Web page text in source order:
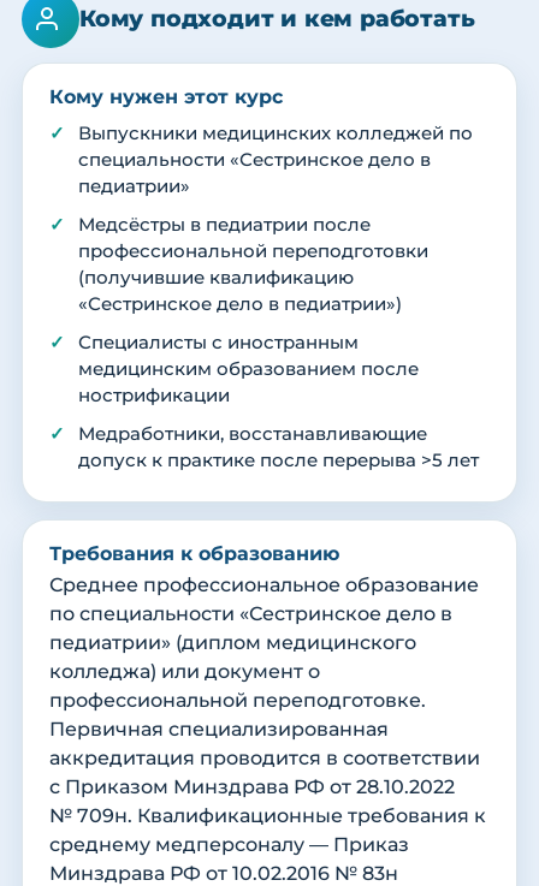
Кому подходит и кем работать
Кому нужен этот курс
Выпускники медицинских колледжей по
специальности «Сестринское дело в
педиатрии»
Медсёстры в педиатрии после
профессиональной переподготовки
(получившие квалификацию
«Сестринское дело в педиатрии»)
Специалисты с иностранным
медицинским образованием после
нострификации
Медработники, восстанавливающие
допуск к практике после перерыва >5 лет
Требования к образованию
Среднее профессиональное образование
по специальности «Сестринское дело в
педиатрии» (диплом медицинского
колледжа) или документ о
профессиональной переподготовке.
Первичная специализированная
аккредитация проводится в соответствии
с Приказом Минздрава РФ от 28.10.2022
№ 709н. Квалификационные требования к
среднему медперсоналу — Приказ
Минздрава РФ от 10.02.2016 № 83н